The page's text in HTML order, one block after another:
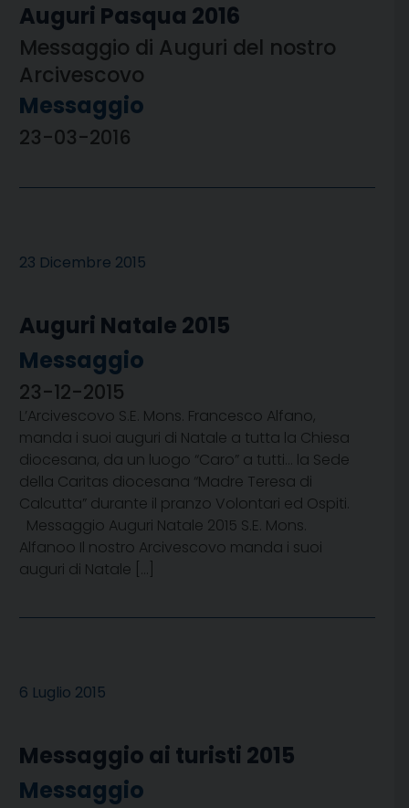
Auguri Pasqua 2016
Messaggio di Auguri del nostro
Arcivescovo
Messaggio
23-03-2016
23 Dicembre 2015
Auguri Natale 2015
Messaggio
23-12-2015
L’Arcivescovo S.E. Mons. Francesco Alfano,
manda i suoi auguri di Natale a tutta la Chiesa
diocesana, da un luogo “Caro” a tutti… la Sede
della Caritas diocesana “Madre Teresa di
Calcutta” durante il pranzo Volontari ed Ospiti.
Messaggio Auguri Natale 2015 S.E. Mons.
Alfanoo Il nostro Arcivescovo manda i suoi
auguri di Natale […]
6 Luglio 2015
Messaggio ai turisti 2015
Messaggio